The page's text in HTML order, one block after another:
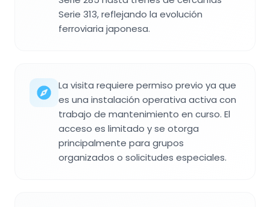
Serie 313, reflejando la evolución
ferroviaria japonesa.
La visita requiere permiso previo ya que
es una instalación operativa activa con
trabajo de mantenimiento en curso. El
acceso es limitado y se otorga
principalmente para grupos
organizados o solicitudes especiales.